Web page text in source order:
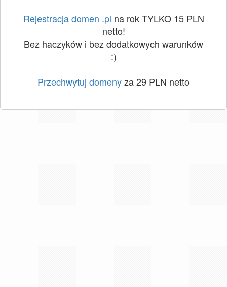
Rejestracja domen .pl na rok TYLKO 15 PLN
netto!
Bez haczyków i bez dodatkowych warunków
:)
Przechwytuj domenyza 29 PLN netto